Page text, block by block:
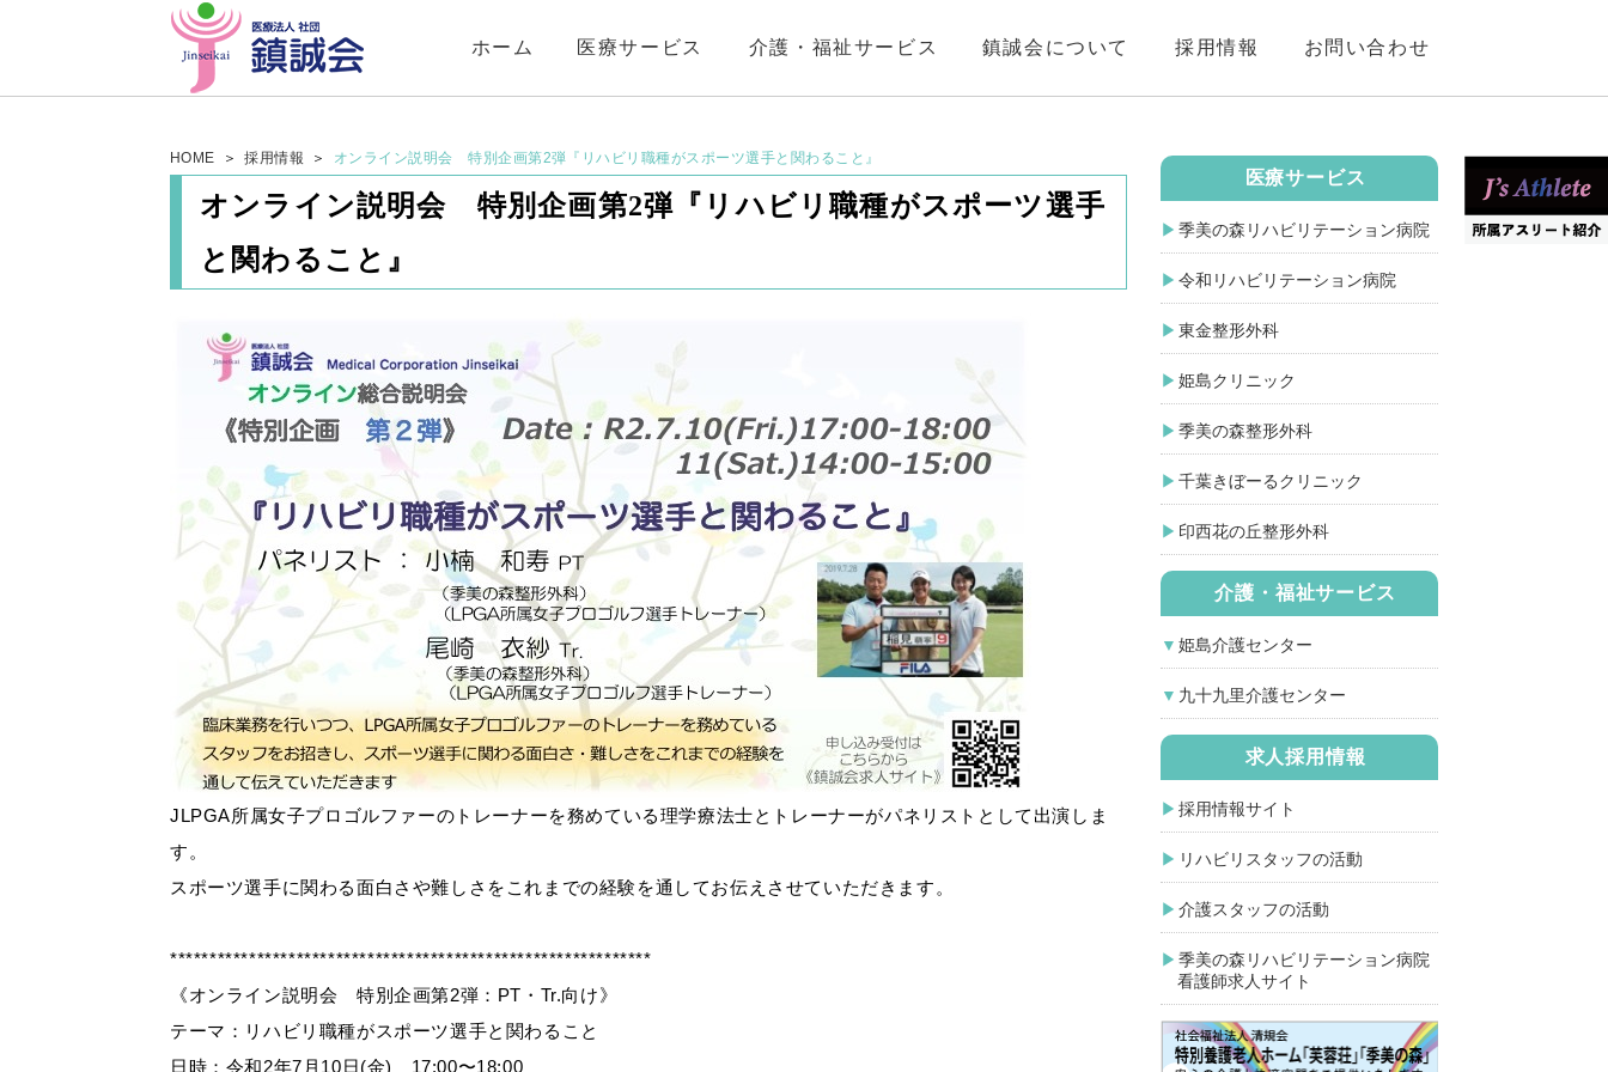
ホーム 医療サービス 介護・福祉サービス 鎮誠会について 採用情報 お問い合わせ
HOME 採用情報 オンライン説明会 特別企画第2弾『リハビリ職種がスポーツ選手と関わること』
オンライン説明会 特別企画第2弾『リハビリ職種がスポーツ選手
と関わること』
JLPGA所属女子プロゴルファーのトレーナーを務めている理学療法士とトレーナーがパネリストとして出演しま
す。
スポーツ選手に関わる面白さや難しさをこれまでの経験を通してお伝えさせていただきます。
*************************************************************
《オンライン説明会 特別企画第2弾：PT・Tr.向け》
テーマ：リハビリ職種がスポーツ選手と関わること
日時：令和2年7月10日(金) 17:00〜18:00
医療サービス
季美の森リハビリテーション病院
令和リハビリテーション病院
東金整形外科
姫島クリニック
季美の森整形外科
千葉きぼーるクリニック
印西花の丘整形外科
介護・福祉サービス
姫島介護センター
九十九里介護センター
求人採用情報
採用情報サイト
リハビリスタッフの活動
介護スタッフの活動
季美の森リハビリテーション病院
看護師求人サイト